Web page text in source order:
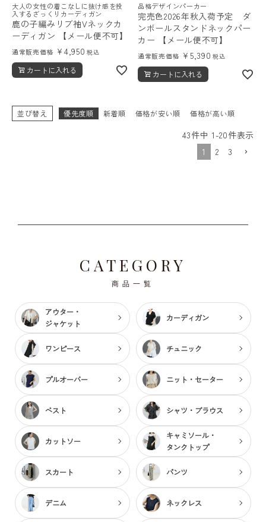
大人の女性の着こなしに抜け感を投
入するざっくりカーディガン
鹿の子編みリブ袖Vネックカ
ーディガン 【メール便不可】
通常販売価格 ¥ 4,950 税込
カートに入れる
品格デザインパーカー
完売色2026年秋入荷予定 ダ
ンボールスタンドネックパー
カー 【メール便不可】
通常販売価格 ¥ 5,390 税込
カートに入れる
並び替え 優先度順 新着順 価格が安い順 価格が高い順
43件中 1 -20件表示
1
2 3
CATEGORY
商品一覧
アウター・
ジャケット
カーディガン
ワンピース チュニック
プルオーバー ニット・セーター
ベスト シャツ・ブラウス
カットソー
キャミソール・
タンクトップ
スカート パンツ
デニム ネックレス